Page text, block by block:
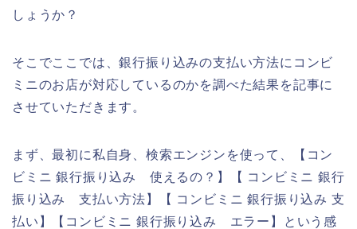
しょうか？
そこでここでは、銀行振り込みの支払い方法にコンビ
ミニのお店が対応しているのかを調べた結果を記事に
させていただきます。
まず、最初に私自身、検索エンジンを使って、【コン
ビミニ 銀行振り込み 使えるの？】【 コンビミニ 銀行
振り込み 支払い方法】【 コンビミニ 銀行振り込み 支
払い】【コンビミニ 銀行振り込み エラー】という感